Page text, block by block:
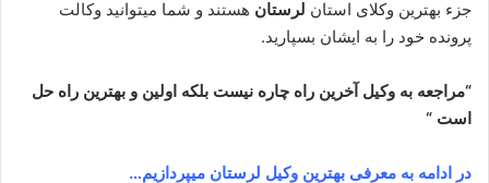
جزء بهترین وکلای استان لرستان هستند و شما میتوانید وکالت
پرونده خود را به ایشان بسپارید.
“مراجعه به وکیل آخرین راه چاره نیست بلکه اولین و بهترین راه حل
است “
در ادامه به معرفی بهترین وکیل لرستان میپردازیم…